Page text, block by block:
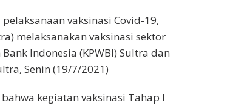
vaksinasi Covid-19,
melaksanakan vaksinasi sektor
Indonesia (KPWBI) Sultra dan
Senin (19/7/2021)
kegiatan vaksinasi Tahap I